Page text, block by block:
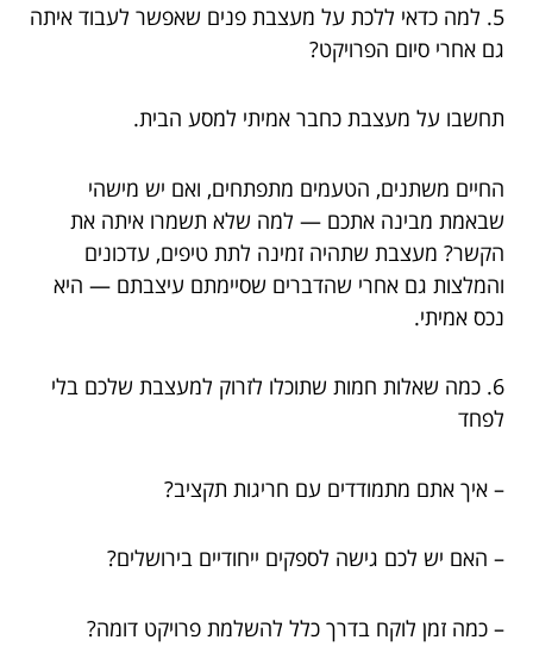
5. למה כדאי ללכת על מעצבת פנים שאפשר לעבוד איתה
גם אחרי סיום הפרויקט?
תחשבו על מעצבת כחבר אמיתי למסע הבית.
החיים משתנים, הטעמים מתפתחים, ואם יש מישהי
שבאמת מבינה אתכם — למה שלא תשמרו איתה את
הקשר? מעצבת שתהיה זמינה לתת טיפים, עדכונים
והמלצות גם אחרי שהדברים שסיימתם עיצבתם — היא
נכס אמיתי.
6. כמה שאלות חמות שתוכלו לזרוק למעצבת שלכם בלי
לפחד
– איך אתם מתמודדים עם חריגות תקציב?
– האם יש לכם גישה לספקים ייחודיים בירושלים?
– כמה זמן לוקח בדרך כלל להשלמת פרויקט דומה?